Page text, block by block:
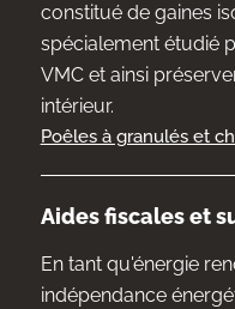
constitué de gaines
spécialement étudié
VMC et ainsi
intérieur.
Poêles à granulés et
Aides fiscales et
En tant qu'énergie
indépendance